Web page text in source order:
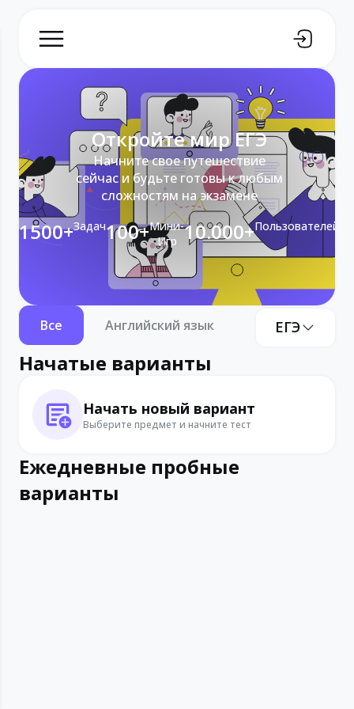
Откройте мир ЕГЭ
Начните свое путешествие
сейчас и будьте готовы к любым
сложностям на экзамене
1500+Задач100+Мини-
Игр 10.000+Пользователей
Все Английский язык Информатика
ЕГЭ
Начатые варианты
Начать новый вариант
Выберите предмет и начните тест
Ежедневные пробные
варианты